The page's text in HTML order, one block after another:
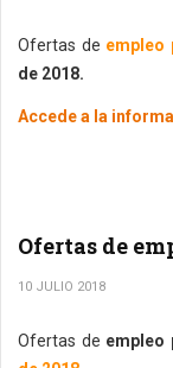
Ofertas de empleo
de 2018.
Accede a la
Ofertas de
10 JULIO 2018
Ofertas de empleo